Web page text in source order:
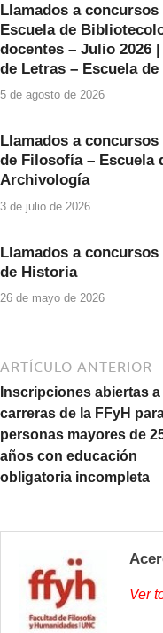
o
o
k
p
p
Llamados a
Escuela de
docentes – Julio 2026
de Letras – Escuela
5 de agosto de 2026
Llamados a
de Filosofía – Escuela
Archivología
3 de julio de 2026
Llamados a concursos
de Historia
26 de mayo de 2026
ARTÍCULO ANTERIOR
Inscripciones abiertas a
carreras de la FFyH
personas mayores de
años con educación
obligatoria incompleta
Ver